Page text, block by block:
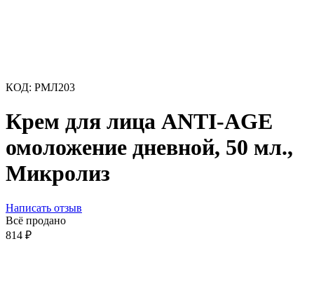
КОД: РМЛ203
Крем для лица ANTI-AGE
омоложение дневной, 50 мл.,
Микролиз
Написать отзыв
Всё продано
814 ₽